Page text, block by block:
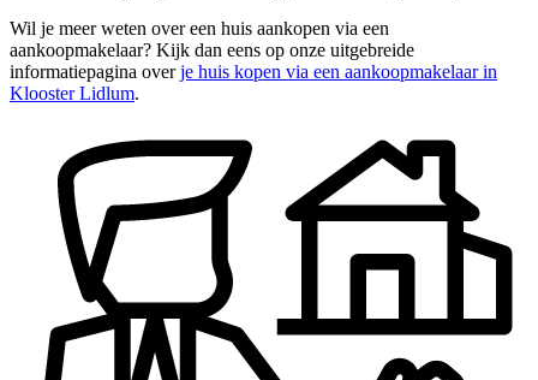
Wil je meer weten over een huis aankopen via een
aankoopmakelaar? Kijk dan eens op onze uitgebreide
informatiepagina overje huis kopen via een aankoopmakelaar in
Klooster Lidlum.